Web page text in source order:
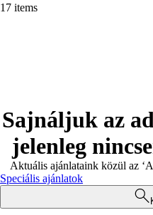
17 items
Sajnáljuk az
jelenleg
Aktuális ajánlataink közül az
Speciális ajánlatok